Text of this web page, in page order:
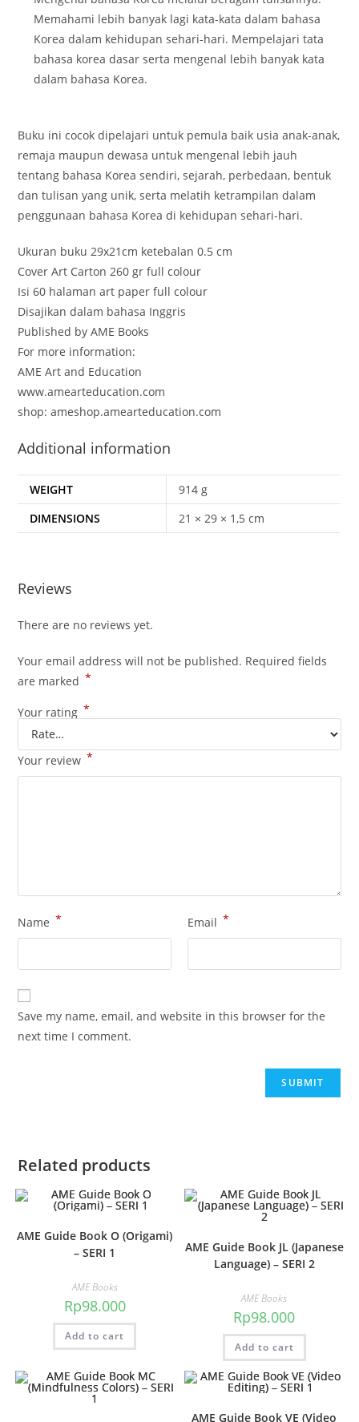
Memahami lebih banyak lagi kata-kata dalam bahasa
Korea dalam kehidupan sehari-hari. Mempelajari tata
bahasa korea dasar serta mengenal lebih banyak kata
dalam bahasa Korea.
Buku ini cocok dipelajari untuk pemula baik usia anak-anak,
remaja maupun dewasa untuk mengenal lebih jauh
tentang bahasa Korea sendiri, sejarah, perbedaan, bentuk
dan tulisan yang unik, serta melatih ketrampilan dalam
penggunaan bahasa Korea di kehidupan sehari-hari.
Ukuran buku 29x21cm ketebalan 0.5 cm
Cover Art Carton 260 gr full colour
Isi 60 halaman art paper full colour
Disajikan dalam bahasa Inggris
Published by AME Books
For more information:
AME Art and Education
www.amearteducation.com
shop: ameshop.amearteducation.com
Additional information
WEIGHT
914 g
DIMENSIONS
21 × 29 × 1,5 cm
Reviews
There are no reviews yet.
Your email address will not be published. Required fields
are marked *
Your rating *
Your review *
Name * Email *
Save my name, email, and website in this browser for the
next time I comment.
Related products
AME Guide Book O (Origami)
– SERI 1
AME Books
Rp98.000
Add to cart
AME Guide Book JL (Japanese
Language) – SERI 2
AME Books
Rp98.000
Add to cart
AME Guide Book VE (Video